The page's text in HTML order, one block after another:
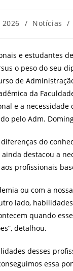
2026 / Notícias /
e estudantes
o peso do seu
de
da
e a
pelo Adm.
do
destacou a
profissionais
ou com a
lado,
quando
detalhou.
desses
essa